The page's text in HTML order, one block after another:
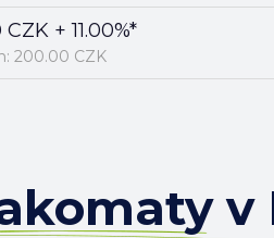
+ 11.00%*
200.00 CZK
v